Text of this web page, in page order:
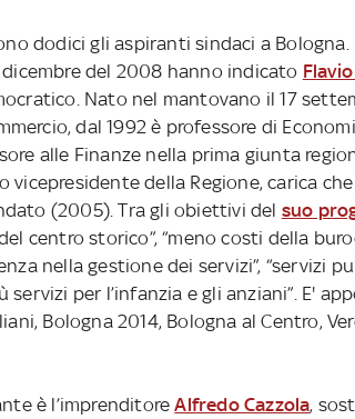
dodici gli aspiranti sindaci a Bologna.
del 2008 hanno indicato
Nato nel mantovano il 17
dal 1992 è professore di
alle Finanze nella prima giunta
vicepresidente della Regione, carica
(2005). Tra gli obiettivi del suo
centro storico”, “meno costi della
nella gestione dei servizi”, “servizi
per l’infanzia e gli anziani”. E'
Bologna 2014, Bologna al Centro,
è l’imprenditoreAlfredo Cazzola,